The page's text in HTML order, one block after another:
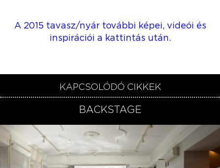
A 2015 tavasz/nyár további képei, videói és
inspirációi a kattintás után.​
KAPCSOLÓDÓ CIKKEK
BACKSTAGE